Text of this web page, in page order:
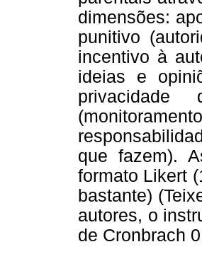
dimensões:
punitivo
incentivo à
ideias e
privacidade
que fazem).
formato Likert
bastante)
autores, o
de Cronbrach